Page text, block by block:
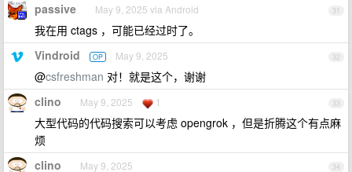
31
passive May 9, 2025 via Android
我在用 ctags ，可能已经过时了。
32
Vindroid OP May 9, 2025
@csfreshman 对！就是这个，谢谢
33
clino May 9, 2025 1
大型代码的代码搜索可以考虑 opengrok ，但是折腾这个有点麻
烦
34
clino May 9, 2025